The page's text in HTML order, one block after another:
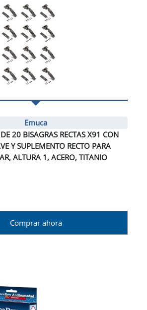
Emuca
20 BISAGRAS RECTAS X91 CON
Y SUPLEMENTO RECTO PARA
ALTURA 1, ACERO, TITANIO
Comprar ahora